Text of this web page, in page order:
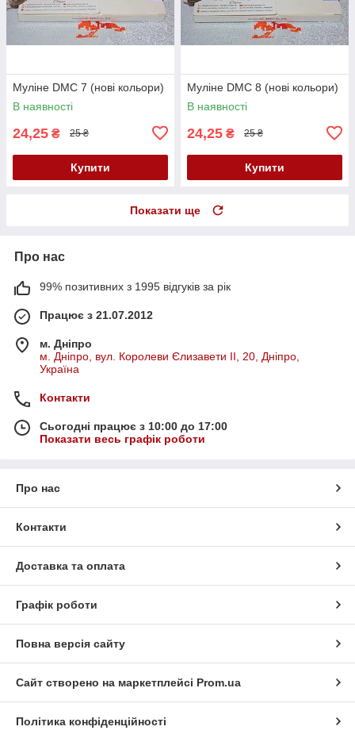
Муліне DMC 7 (нові кольори)
В наявності
24,25 ₴ 25 ₴
Купити
Муліне DMC 8 (нові кольори)
В наявності
24,25 ₴ 25 ₴
Купити
Показати ще
Про нас
99% позитивних з 1995 відгуків за рік
Працює з 21.07.2012
м. Дніпро
м. Дніпро, вул. Королеви Єлизавети ІІ, 20, Дніпро,
Україна
Контакти
Сьогодні працює з 10:00 до 17:00
Показати весь графік роботи
Про нас
Контакти
Доставка та оплата
Графік роботи
Повна версія сайту
Сайт створено на маркетплейсі Prom.ua
Політика конфіденційності